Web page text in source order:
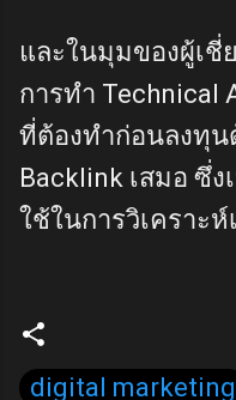
และในมุมของผู้เชี่
การทำ Technical
ที่ต้องทำก่อนลงทุ
Backlink เสมอ ซึ่
ใช้ในการวิเคราะ
digital marketing